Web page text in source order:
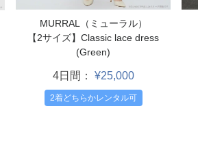
MURRAL（ミューラル）
【2サイズ】Classic lace dress
(Green)
4日間： ¥25,000
2着どちらかレンタル可